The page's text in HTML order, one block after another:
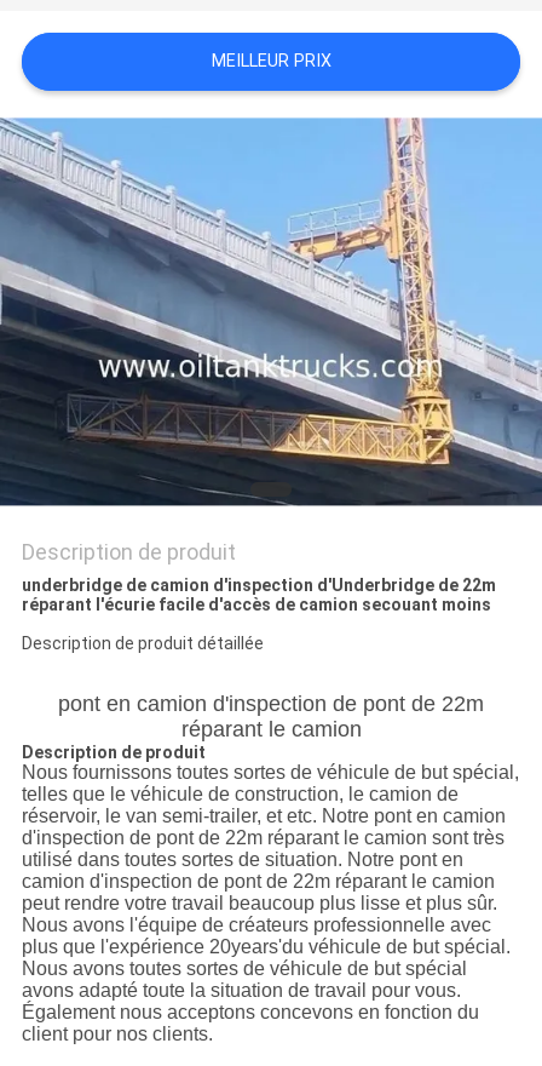
PLAN
DU
SITE
POLITIQUE
DE
CONFIDENTIALITÉ
MEILLEUR PRIX
Description de produit
underbridge de camion d'inspection d'Underbridge de 22m
réparant l'écurie facile d'accès de camion secouant moins
Description de produit détaillée
pont en camion d'inspection de pont de 22m
réparant le camion
Description de produit
Nous fournissons toutes sortes de véhicule de but spécial,
telles que le véhicule de construction, le camion de
réservoir, le van semi-trailer, et etc. Notre pont en camion
d'inspection de pont de 22m réparant le camion sont très
utilisé dans toutes sortes de situation. Notre pont en
camion d'inspection de pont de 22m réparant le camion
peut rendre votre travail beaucoup plus lisse et plus sûr.
Nous avons l'équipe de créateurs professionnelle avec
plus que l'expérience 20years'du véhicule de but spécial.
Nous avons toutes sortes de véhicule de but spécial
avons adapté toute la situation de travail pour vous.
Également nous acceptons concevons en fonction du
client pour nos clients.